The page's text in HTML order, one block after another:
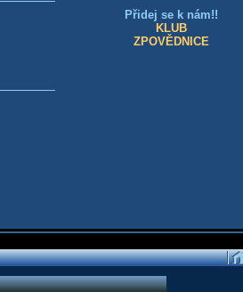
Přidej se k nám!!
KLUB
ZPOVĚDNICE